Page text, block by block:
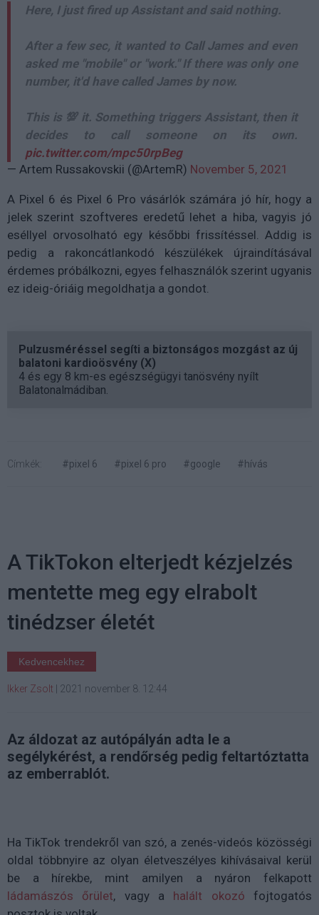
Here, I just fired up Assistant and said nothing.
After a few sec, it wanted to Call James and even
asked me "mobile" or "work." If there was only one
number, it'd have called James by now.
This is 💯 it. Something triggers Assistant, then it
decides to call someone on its own.
pic.twitter.com/mpc50rpBeg
— Artem Russakovskii (@ArtemR) November 5, 2021
A Pixel 6 és Pixel 6 Pro vásárlók számára jó hír, hogy a
jelek szerint szoftveres eredetű lehet a hiba, vagyis jó
eséllyel orvosolható egy későbbi frissítéssel. Addig is
pedig a rakoncátlankodó készülékek újraindításával
érdemes próbálkozni, egyes felhasználók szerint ugyanis
ez ideig-óriáig megoldhatja a gondot.
Pulzusméréssel segíti a biztonságos mozgást az új
balatoni kardioösvény (X)
4 és egy 8 km-es egészségügyi tanösvény nyílt
Balatonalmádiban.
Címkék: #pixel 6 #pixel 6 pro #google #hívás
A TikTokon elterjedt kézjelzés
mentette meg egy elrabolt
tinédzser életét
Kedvencekhez
Ikker Zsolt 2021 november 8. 12:44
Az áldozat az autópályán adta le a
segélykérést, a rendőrség pedig feltartóztatta
az emberrablót.
Ha TikTok trendekről van szó, a zenés-videós közösségi
oldal többnyire az olyan életveszélyes kihívásaival kerül
be a hírekbe, mint amilyen a nyáron felkapott
ládamászós őrület, vagy a halált okozó fojtogatós